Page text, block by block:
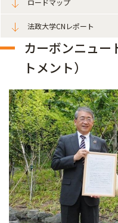
ロードマップ
法政大学CNレポート
カーボンニュー
トメント）